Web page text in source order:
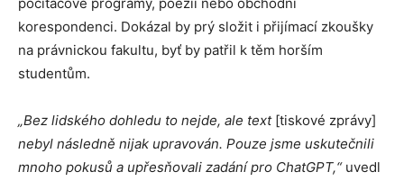
korespondenci. Dokázal by prý složit i přijímací zkoušky
na právnickou fakultu, byť by patřil k těm horším
studentům.
„Bez lidského dohledu to nejde, ale text [tiskové zprávy]
nebyl následně nijak upravován. Pouze jsme uskutečnili
mnoho pokusů a upřesňovali zadání pro ChatGPT,“uvedl